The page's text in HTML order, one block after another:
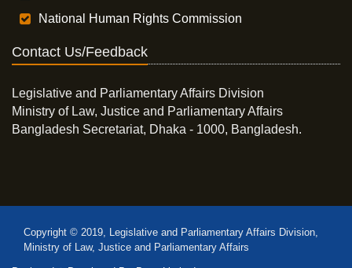
National Human Rights Commission
Contact Us/Feedback
Legislative and Parliamentary Affairs Division
Ministry of Law, Justice and Parliamentary Affairs
Bangladesh Secretariat, Dhaka - 1000, Bangladesh.
Copyright © 2019, Legislative and Parliamentary Affairs Division,
Ministry of Law, Justice and Parliamentary Affairs